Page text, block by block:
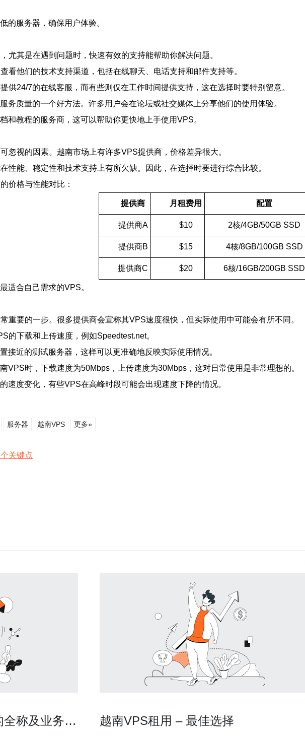
的服务器，确保用户体验。
尤其是在遇到问题时，快速有效的支持能帮助你解决问题。
看他们的技术支持渠道，包括在线聊天、电话支持和邮件支持等。
供24/7的在线客服，而有些则仅在工作时间提供支持，这在选择时要特别留意。
务质量的一个好方法。许多用户会在论坛或社交媒体上分享他们的使用体验。
和教程的服务商，这可以帮助你更快地上手使用VPS。
忽视的因素。越南市场上有许多VPS提供商，价格差异很大。
性能、稳定性和技术支持上有所欠缺。因此，在选择时要进行综合比较。
价格与性能对比：
提供商 月租费用 配置
提供商A $10 2核/4GB/50GB SSD
提供商B $15 4核/8GB/100GB SSD
提供商C $20 6核/16GB/200GB SSD
适合自己需求的VPS。
重要的一步。很多提供商会宣称其VPS速度很快，但实际使用中可能会有所不同。
的下载和上传速度，例如Speedtest.net。
接近的测试服务器，这样可以更准确地反映实际使用情况。
VPS时，下载速度为50Mbps，上传速度为30Mbps，这对日常使用是非常理想的。
速度变化，有些VPS在高峰时段可能会出现速度下降的情况。
服务器 越南VPS 更多»
关键点
称及业务范
越南VPS租用 – 最佳选择